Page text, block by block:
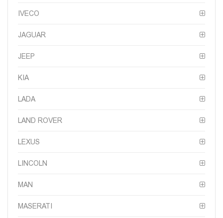
IVECO
JAGUAR
JEEP
KIA
LADA
LAND ROVER
LEXUS
LINCOLN
MAN
MASERATI